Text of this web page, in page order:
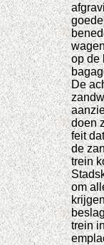
op de
De
doen
feit
de
trein
om
trein